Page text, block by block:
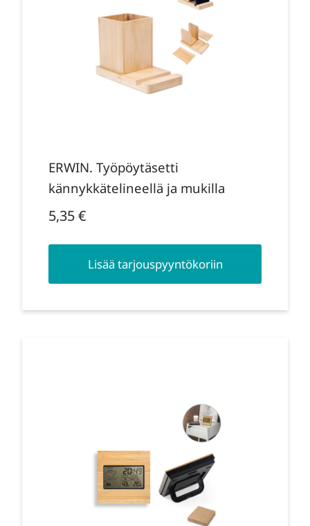
ERWIN. Työpöytäsetti
kännykkätelineellä ja mukilla
5,35€
Lisää tarjouspyyntökoriin